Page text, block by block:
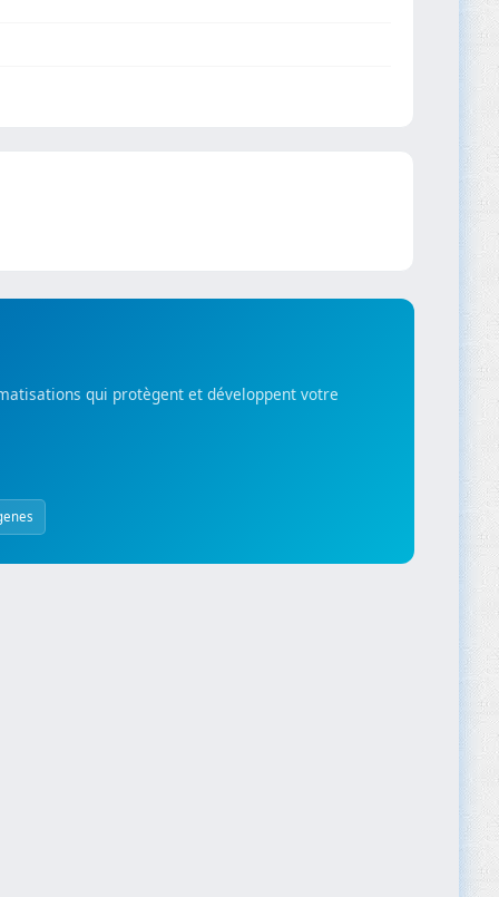
qui protègent et développent votre